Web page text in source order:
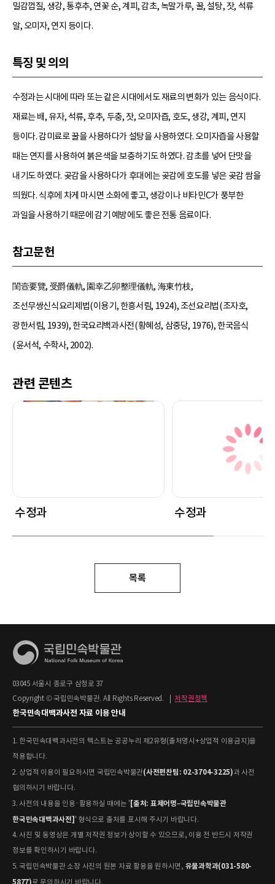
밀감껍질, 생강, 통후추, 연꽃 순, 계피, 감초, 녹말가루, 꿀, 설탕, 잣, 석류
알, 오미자, 연지 등이다.
특징 및 의의
수정과는 시대에 따라 또는 같은 시대에서도 재료의 변화가 있는 음식이다.
재료는 배, 유자, 석류, 후추, 두충, 잣, 오미자즙, 호도, 생강, 계피, 연지
등이다. 감미료로 꿀을 사용하다가 설탕을 사용하였다. 오미자즙을 사용할
때는 연지를 사용하여 붉은색을 보충하기도 하였다. 감초를 넣어 단맛을
내기도 하였다. 곶감을 사용하다가 후대에는 곶감에 호도를 넣은 곶감 쌈을
띄웠다. 식후에 차게 마시면 소화에 좋고, 생강이나 비타민C가 풍부한
과일을 사용하기 때문에 감기 예방에도 좋은 전통 음료이다.
참고문헌
閨壼要覽, 受爵儀軌, 園幸乙卯整理儀軌, 海東竹枝,
조선무쌍신식요리제법(이용기, 한흥서림, 1924), 조선요리법(조자호,
광한서림, 1939), 한국요리백과사전(황혜성, 삼중당, 1976), 한국음식
(윤서석, 수학사, 2002).
관련 콘텐츠
수정과 수정과
목록
03045 서울시 종로구 삼청로 37
Copyright © 국립민속박물관. All Rights Reserved.
저작권정책
한국민속대백과사전 자료 이용 안내
1. 한국민속대백과사전의 텍스트는 공공누리 제2유형(출처명시+상업적 이용금지)을
적용합니다.
2. 상업적 이용이 필요하시면 국립민속박물관(사전편찬팀: 02-3704-3225)과 사전
협의하시기 바랍니다.
3. 사전의 내용을 인용·활용하실 때에는 ' [출처: 표제어명–국립민속박물관
한국민속대백과사전] ' 형식으로 출처를 표시해 주시기 바랍니다.
4. 사진 및 동영상은 개별 저작권 정보가 상이할 수 있으므로, 이용 전 반드시 저작권
정보를 확인하시기 바랍니다.
5. 국립민속박물관 소장 사진의 원본 자료 활용을 원하시면, 유물과학과(031-580-
5877)